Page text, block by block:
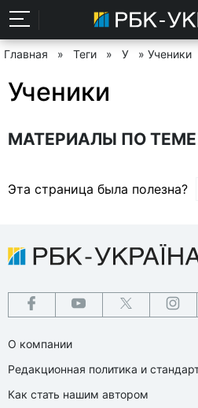
Главная » Теги » У » Ученики
Ученики
МАТЕРИАЛЫ ПО ТЕМЕ
Эта страница была полезна?
О компании
Редакционная политика и
Как стать нашим автором